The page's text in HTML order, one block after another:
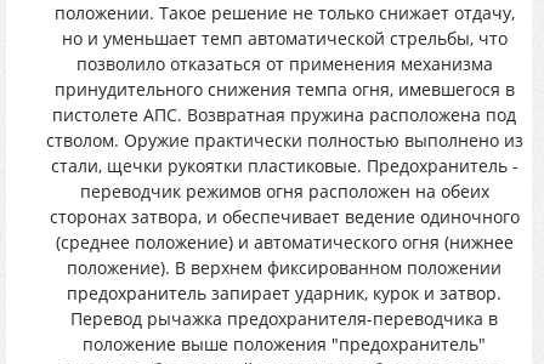
положении. Такое решение не только снижает отдачу,
но и уменьшает темп автоматической стрельбы, что
позволило отказаться от применения механизма
принудительного снижения темпа огня, имевшегося в
пистолете АПС. Возвратная пружина расположена под
стволом. Оружие практически полностью выполнено из
стали, щечки рукоятки пластиковые. Предохранитель -
переводчик режимов огня расположен на обеих
сторонах затвора, и обеспечивает ведение одиночного
(среднее положение) и автоматического огня (нижнее
положение). В верхнем фиксированном положении
предохранитель запирает ударник, курок и затвор.
Перевод рычажка предохранителя-переводчика в
положение выше положения "предохранитель"